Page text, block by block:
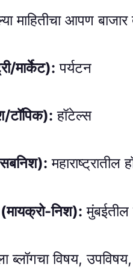
माहितीचा आपण
मार्केट): पर्यटन
टॉपिक): हॉटेल्स
महाराष्ट्रातील
निश): मुंबईतील
ब्लॉगचा विषय,